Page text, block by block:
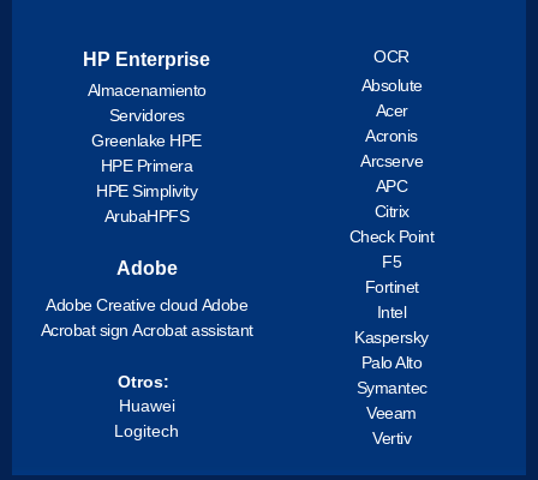
HP Enterprise
Almacenamiento
Servidores
Greenlake HPE
HPE Primera
HPE Simplivity
ArubaHPFS
Adobe
Adobe Creative cloud Adobe
Acrobat sign Acrobat assistant
Otros:
Huawei
Logitech
OCR
Absolute
Acer
Acronis
Arcserve
APC
Citrix
Check Point
F5
Fortinet
Intel
Kaspersky
Palo Alto
Symantec
Veeam
Vertiv